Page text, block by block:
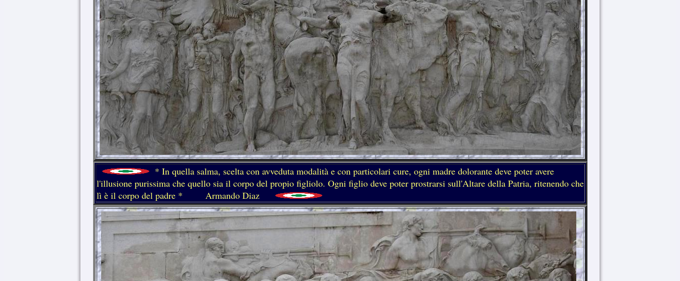
* In quella salma, scelta con avveduta modalità e con particolari cure, ogni madre dolorante deve poter avere
l'illusione purissima che quello sia il corpo del propio figliolo. Ogni figlio deve poter prostrarsi sull'Altare della Patria, ritenendo che
lì è il corpo del padre *
Armando Diaz